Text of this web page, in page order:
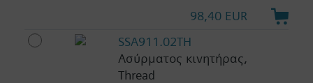
98,40 EUR
SSA911.02TH
Ασύρματος κινητήρας,
Thread